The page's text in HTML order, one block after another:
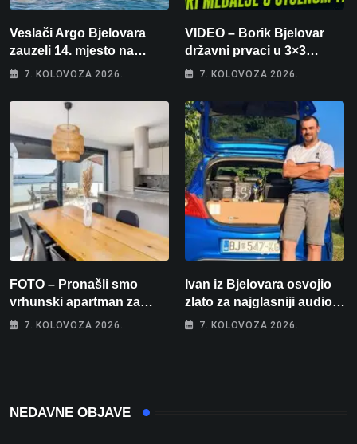
Veslači Argo Bjelovara
zauzeli 14. mjesto na
brzincu
7. KOLOVOZA 2026.
VIDEO – Borik Bjelovar
državni prvaci u 3×3
košarci, Klara Končar je
stolnom tenisu!
7. KOLOVOZA 2026.
FOTO – Pronašli smo
vrhunski apartman za
odmor: Pogled na more, tri
7. KOLOVOZA 2026.
Ivan iz Bjelovara osvojio
zlato za najglasniji audio
sustav i srušio osobni
7. KOLOVOZA 2026.
NEDAVNE OBJAVE